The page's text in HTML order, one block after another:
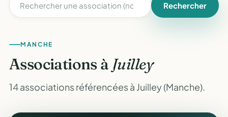
Rechercher
MANCHE
Associations à Juilley
14 associations référencées à Juilley (Manche).